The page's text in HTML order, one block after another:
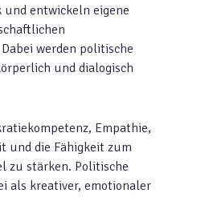
und entwickeln eigene
werden politische
und dialogisch
Empathie,
und die Fähigkeit zum
zu stärken. Politische
als kreativer, emotionaler